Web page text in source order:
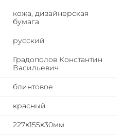
кожа, дизайнерская
бумага
русский
Градополов Константин
Васильевич
блинтовое
красный
227×155×30мм